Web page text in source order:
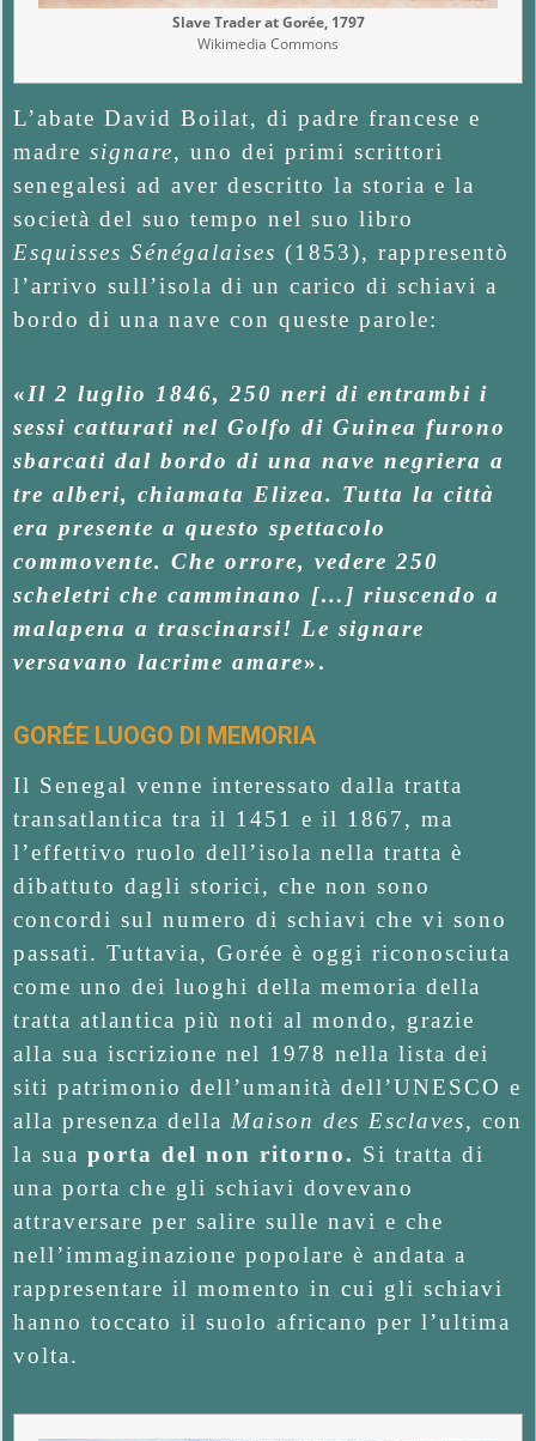
Slave Trader at Gorée, 1797
Wikimedia Commons
L’abate David Boilat, di padre francese e
madre signare, uno dei primi scrittori
senegalesi ad aver descritto la storia e la
società del suo tempo nel suo libro
Esquisses Sénégalaises (1853), rappresentò
l’arrivo sull’isola di un carico di schiavi a
bordo di una nave con queste parole:
«Il 2 luglio 1846, 250 neri di entrambi i
sessi catturati nel Golfo di Guinea furono
sbarcati dal bordo di una nave negriera a
tre alberi, chiamata Elizea. Tutta la città
era presente a questo spettacolo
commovente. Che orrore, vedere 250
scheletri che camminano […] riuscendo a
malapena a trascinarsi! Le signare
versavano lacrime amare».
GORÉE LUOGO DI MEMORIA
Il Senegal venne interessato dalla tratta
transatlantica tra il 1451 e il 1867, ma
l’effettivo ruolo dell’isola nella tratta è
dibattuto dagli storici, che non sono
concordi sul numero di schiavi che vi sono
passati. Tuttavia, Gorée è oggi riconosciuta
come uno dei luoghi della memoria della
tratta atlantica più noti al mondo, grazie
alla sua iscrizione nel 1978 nella lista dei
siti patrimonio dell’umanità dell’UNESCO e
alla presenza della Maison des Esclaves, con
la sua porta del non ritorno. Si tratta di
una porta che gli schiavi dovevano
attraversare per salire sulle navi e che
nell’immaginazione popolare è andata a
rappresentare il momento in cui gli schiavi
hanno toccato il suolo africano per l’ultima
volta.